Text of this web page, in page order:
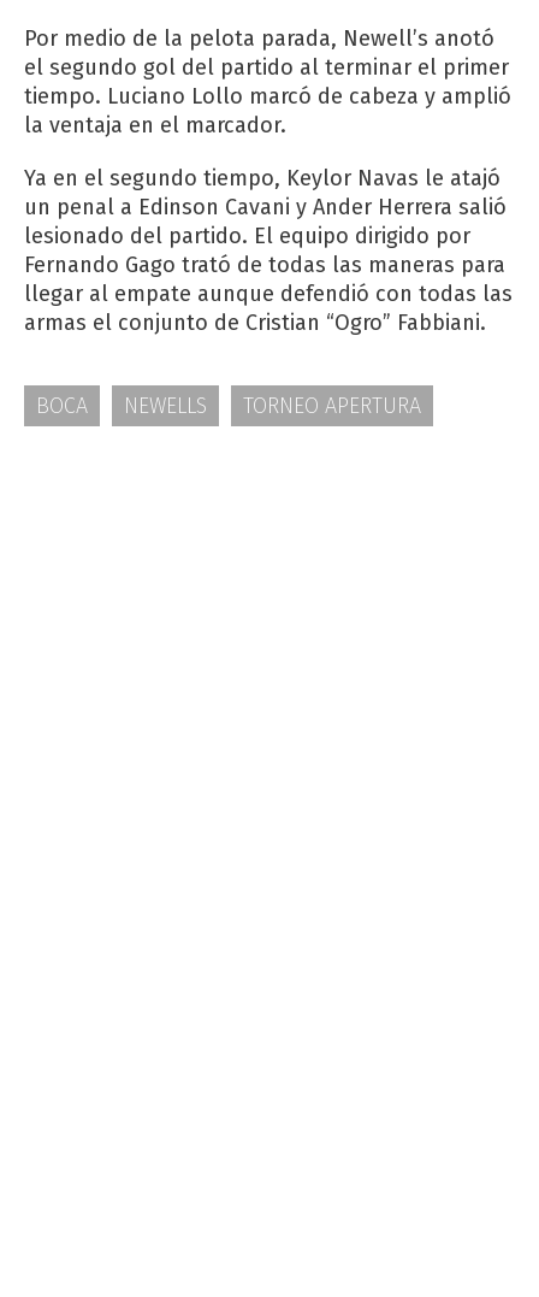
Por medio de la pelota parada, Newell’s anotó
el segundo gol del partido al terminar el primer
tiempo. Luciano Lollo marcó de cabeza y amplió
la ventaja en el marcador.
Ya en el segundo tiempo, Keylor Navas le atajó
un penal a Edinson Cavani y Ander Herrera salió
lesionado del partido. El equipo dirigido por
Fernando Gago trató de todas las maneras para
llegar al empate aunque defendió con todas las
armas el conjunto de Cristian “Ogro” Fabbiani.
BOCA NEWELLS TORNEO APERTURA